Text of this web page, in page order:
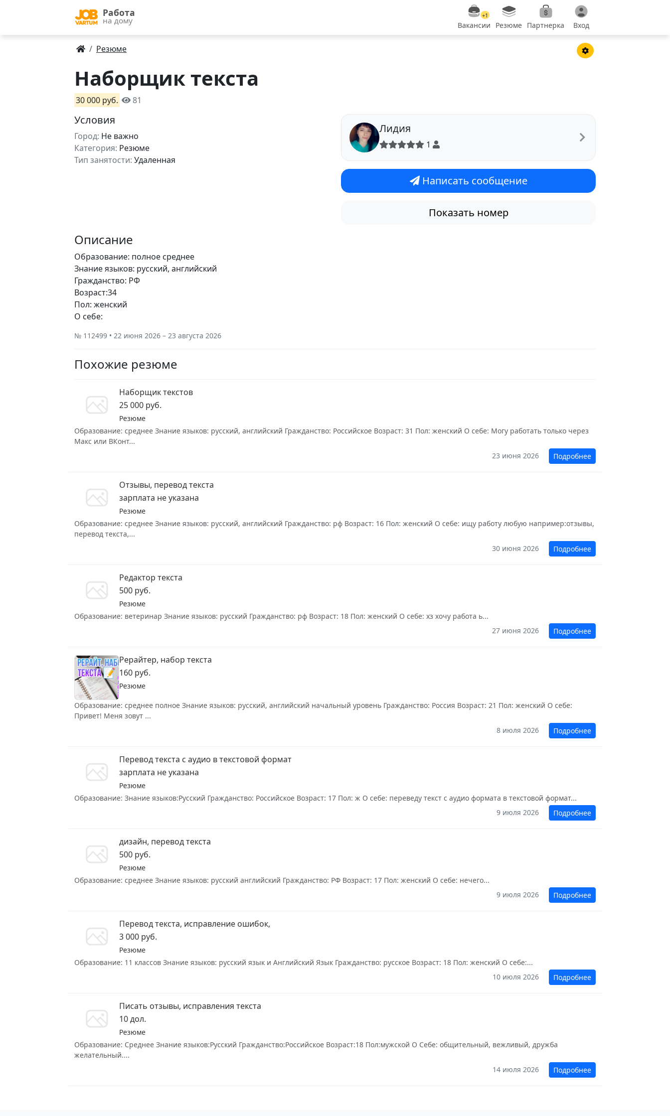
Работа
на дому
+1
Вакансии Резюме Партнерка Вход
Резюме
Наборщик текста
30 000 руб. 81
Условия
Город: Не важно
Категория: Резюме
Тип занятости: Удаленная
Лидия
1
Написать сообщение
Показать номер
Описание
Образование: полное среднее
Знание языков: русский, английский
Гражданство: РФ
Возраст:34
Пол: женский
О себе:
№ 112499 • 22 июня 2026 – 23 августа 2026
Похожие резюме
Наборщик текстов
25 000 руб.
Резюме
Образование: среднее Знание языков: русский, английский Гражданство: Российское Возраст: 31 Пол: женский О себе: Могу работать только через
Макс или ВКонт...
23 июня 2026
Подробнее
Отзывы, перевод текста
зарплата не указана
Резюме
Образование: среднее Знание языков: русский, английский Гражданство: рф Возраст: 16 Пол: женский О себе: ищу работу любую например:отзывы,
перевод текста,...
30 июня 2026
Подробнее
Редактор текста
500 руб.
Резюме
Образование: ветеринар Знание языков: русский Гражданство: рф Возраст: 18 Пол: женский О себе: хз хочу работа ь...
27 июня 2026
Подробнее
Рерайтер, набор текста
160 руб.
Резюме
Образование: среднее полное Знание языков: русский, английский начальный уровень Гражданство: Россия Возраст: 21 Пол: женский О себе:
Привет! Меня зовут ...
8 июля 2026
Подробнее
Перевод текста с аудио в текстовой формат
зарплата не указана
Резюме
Образование: Знание языков:Русский Гражданство: Российское Возраст: 17 Пол: ж О себе: переведу текст с аудио формата в текстовой формат...
9 июля 2026
Подробнее
дизайн, перевод текста
500 руб.
Резюме
Образование: среднее Знание языков: русский английский Гражданство: РФ Возраст: 17 Пол: женский О себе: нечего...
9 июля 2026
Подробнее
Перевод текста, исправление ошибок,
3 000 руб.
Резюме
Образование: 11 классов Знание языков: русский язык и Английский Язык Гражданство: русское Возраст: 18 Пол: женский О себе:...
10 июля 2026
Подробнее
Писать отзывы, исправления текста
10 дол.
Резюме
Образование: Среднее Знание языков:Русский Гражданство:Российское Возраст:18 Пол:мужской О Себе: общительный, вежливый, дружба
желательный....
14 июля 2026
Подробнее